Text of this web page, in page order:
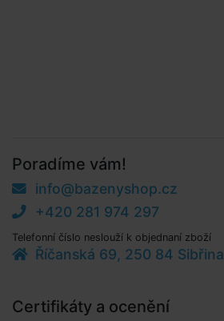
Poradíme vám!
info@bazenyshop.cz
+420 281 974 297
Telefonní číslo neslouží k objednaní zboží
Říčanská 69, 250 84 Sibřina
Certifikáty a ocenění